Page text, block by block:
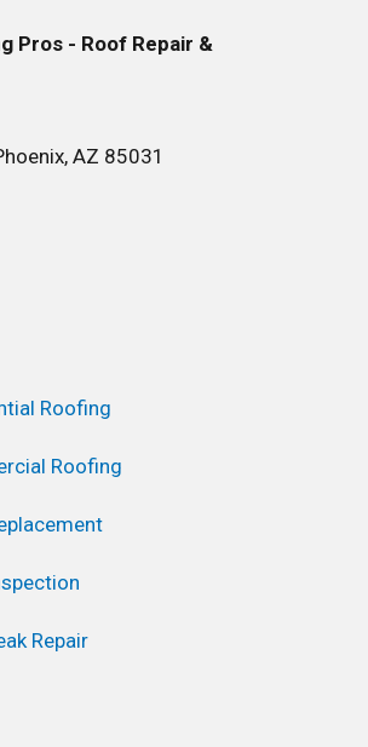
Pros - Roof Repair &
AZ 85031
Roofing
Roofing
Repair